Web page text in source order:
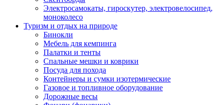
Электросамокаты, гироскутер, электровелосипед,
моноколесо
Туризм и отдых на природе
Бинокли
Мебель для кемпинга
Палатки и тенты
Спальные мешки и коврики
Посуда для похода
Контейнеры и сумки изотермические
Газовое и топливное оборудование
Дорожные весы